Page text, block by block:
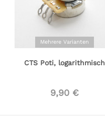
Mehrere Varianten
CTS Poti, logarithmisch
9,90 €